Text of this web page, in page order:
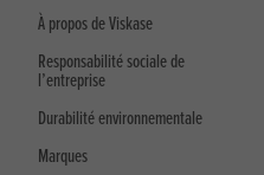
À propos de Viskase
Responsabilité sociale de
l’entreprise
Durabilité environnementale
Marques